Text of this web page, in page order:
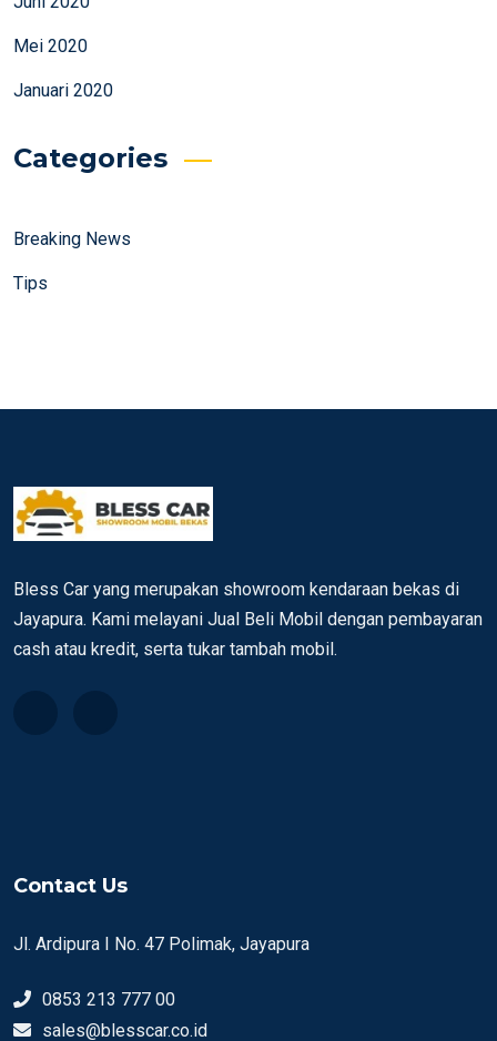
Mei 2020
Januari 2020
Categories
Breaking News
Tips
Bless Car yang merupakan showroom kendaraan bekas di
Jayapura. Kami melayani Jual Beli Mobil dengan pembayaran
cash atau kredit, serta tukar tambah mobil.
Contact Us
Jl. Ardipura I No. 47 Polimak, Jayapura
0853 213 777 00
sales@blesscar.co.id